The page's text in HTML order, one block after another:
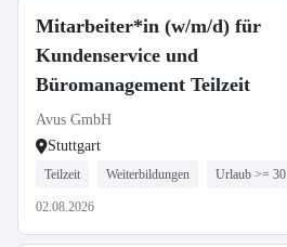
Mitarbeiter*in (w/m/d) für
Kundenservice und
Büromanagement Teilzeit
Avus GmbH
Stuttgart
Teilzeit Weiterbildungen Urlaub >= 30
02.08.2026